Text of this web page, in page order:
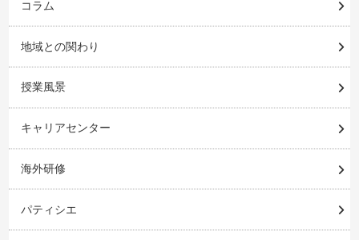
コラム
地域との関わり
授業風景
キャリアセンター
海外研修
パティシエ